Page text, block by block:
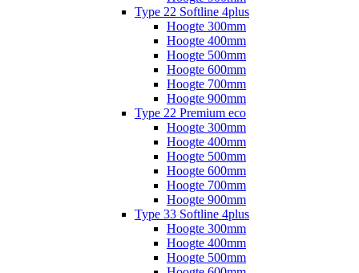
Type 22 Softline 4plus
Hoogte 300mm
Hoogte 400mm
Hoogte 500mm
Hoogte 600mm
Hoogte 700mm
Hoogte 900mm
Type 22 Premium eco
Hoogte 300mm
Hoogte 400mm
Hoogte 500mm
Hoogte 600mm
Hoogte 700mm
Hoogte 900mm
Type 33 Softline 4plus
Hoogte 300mm
Hoogte 400mm
Hoogte 500mm